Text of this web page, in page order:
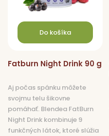
Do košíka
Fatburn Night Drink 90 g
Aj počas spánku môžete
svojmu telu šikovne
pomáhať. Blendea FatBurn
Night Drink kombinuje 9
funkčných látok, ktoré slúžia